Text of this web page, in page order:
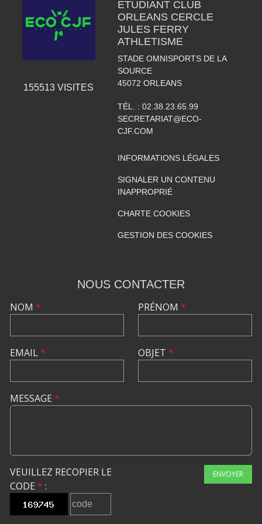
155513 VISITES
ETUDIANT CLUB
ORLEANS CERCLE
JULES FERRY
ATHLETISME
STADE OMNISPORTS DE LA
SOURCE
45072 ORLEANS
TÉL. : 02.38.23.65.99
SECRETARIAT@ECO-
CJF.COM
INFORMATIONS LÉGALES
SIGNALER UN CONTENU
INAPPROPRIÉ
CHARTE COOKIES
GESTION DES COOKIES
NOUS CONTACTER
NOM *
EMAIL*
PRÉNOM *
OBJET *
MESSAGE *
VEUILLEZ RECOPIER LE
CODE * :
ENVOYER